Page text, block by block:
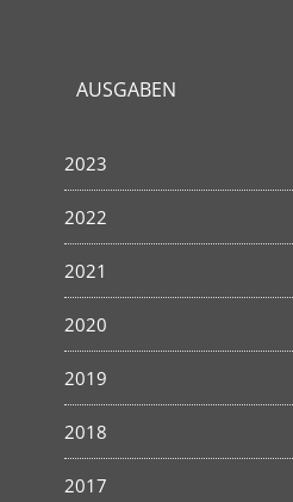
AUSGABEN
2023
2022
2021
2020
2019
2018
2017